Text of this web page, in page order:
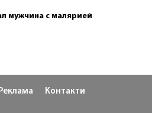
мужчина с малярией
Контакти